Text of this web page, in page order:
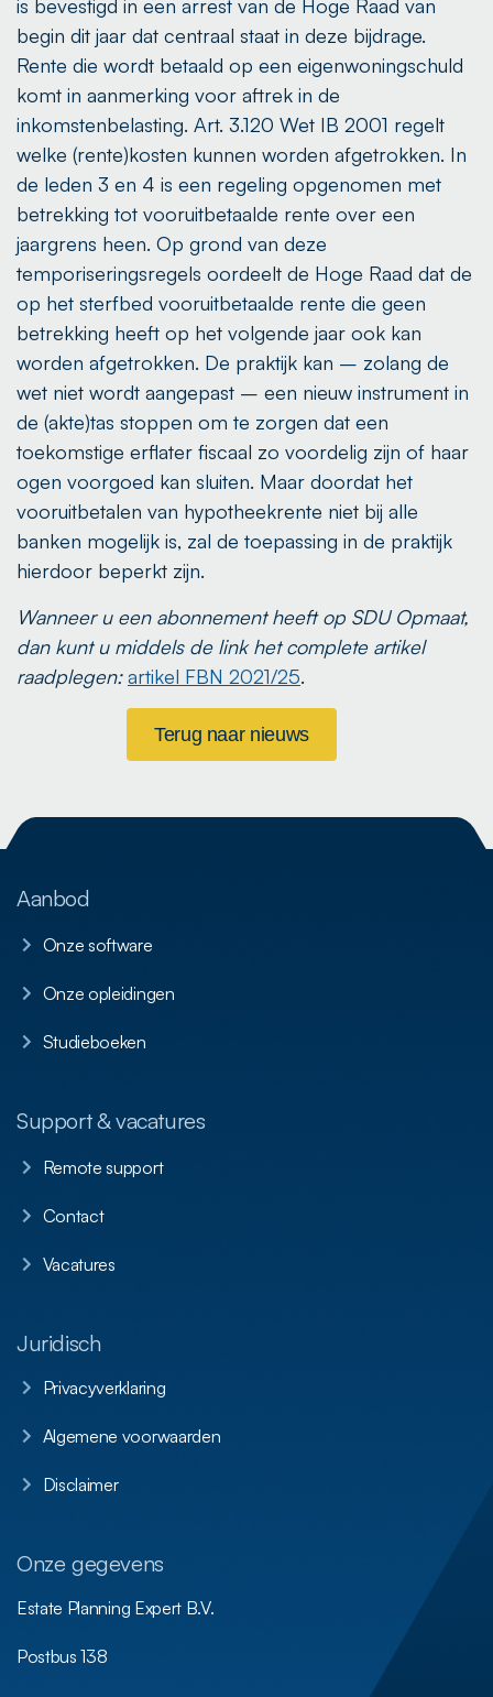
is bevestigd in een arrest van de Hoge Raad van
begin dit jaar dat centraal staat in deze bijdrage.
Rente die wordt betaald op een eigenwoningschuld
komt in aanmerking voor aftrek in de
inkomstenbelasting. Art. 3.120 Wet IB 2001 regelt
welke (rente)kosten kunnen worden afgetrokken. In
de leden 3 en 4 is een regeling opgenomen met
betrekking tot vooruitbetaalde rente over een
jaargrens heen. Op grond van deze
temporiseringsregels oordeelt de Hoge Raad dat de
op het sterfbed vooruitbetaalde rente die geen
betrekking heeft op het volgende jaar ook kan
worden afgetrokken. De praktijk kan – zolang de
wet niet wordt aangepast – een nieuw instrument in
de (akte)tas stoppen om te zorgen dat een
toekomstige erflater fiscaal zo voordelig zijn of haar
ogen voorgoed kan sluiten. Maar doordat het
vooruitbetalen van hypotheekrente niet bij alle
banken mogelijk is, zal de toepassing in de praktijk
hierdoor beperkt zijn.
Wanneer u een abonnement heeft op SDU Opmaat,
dan kunt u middels de link het complete artikel
raadplegen: artikel FBN 2021/25.
Terug naar nieuws
Aanbod
Onze software
Onze opleidingen
Studieboeken
Support & vacatures
Remote support
Contact
Vacatures
Juridisch
Privacyverklaring
Algemene voorwaarden
Disclaimer
Onze gegevens
Estate Planning Expert B.V.
Postbus 138